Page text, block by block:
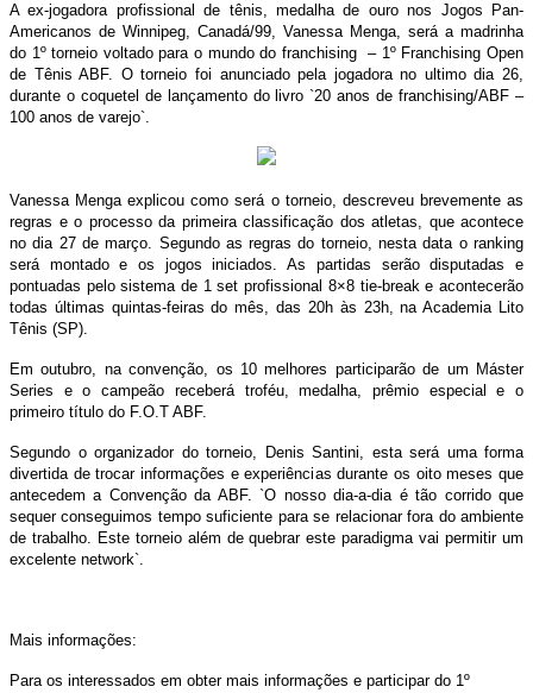
A ex-jogadora profissional de tênis, medalha de ouro nos Jogos Pan-
Americanos de Winnipeg, Canadá/99, Vanessa Menga, será a madrinha
do 1º torneio voltado para o mundo do franchising – 1º Franchising Open
de Tênis ABF. O torneio foi anunciado pela jogadora no ultimo dia 26,
durante o coquetel de lançamento do livro `20 anos de franchising/ABF –
100 anos de varejo`.
Vanessa Menga explicou como será o torneio, descreveu brevemente as
regras e o processo da primeira classificação dos atletas, que acontece
no dia 27 de março. Segundo as regras do torneio, nesta data o ranking
será montado e os jogos iniciados. As partidas serão disputadas e
pontuadas pelo sistema de 1 set profissional 8×8 tie-break e acontecerão
todas últimas quintas-feiras do mês, das 20h às 23h, na Academia Lito
Tênis (SP).
Em outubro, na convenção, os 10 melhores participarão de um Máster
Series e o campeão receberá troféu, medalha, prêmio especial e o
primeiro título do F.O.T ABF.
Segundo o organizador do torneio, Denis Santini, esta será uma forma
divertida de trocar informações e experiências durante os oito meses que
antecedem a Convenção da ABF. `O nosso dia-a-dia é tão corrido que
sequer conseguimos tempo suficiente para se relacionar fora do ambiente
de trabalho. Este torneio além de quebrar este paradigma vai permitir um
excelente network`.
Mais informações:
Para os interessados em obter mais informações e participar do 1º